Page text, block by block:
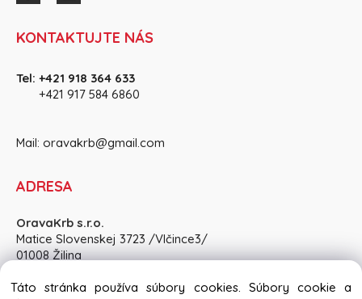
KONTAKTUJTE NÁS
Tel: +421 918 364 633
+421 917 584 6860
Mail: oravakrb@gmail.com
ADRESA
OravaKrb s.r.o.
Matice Slovenskej 3723 /Vlčince3/
01008 Žilina
Pon-Pia: 8:30 - 15:00, So: po dohode
Táto stránka používa súbory cookies. Súbory cookie a